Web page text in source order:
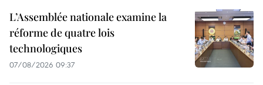
L’Assemblée nationale examine la
réforme de quatre lois
technologiques
07/08/2026 09:37